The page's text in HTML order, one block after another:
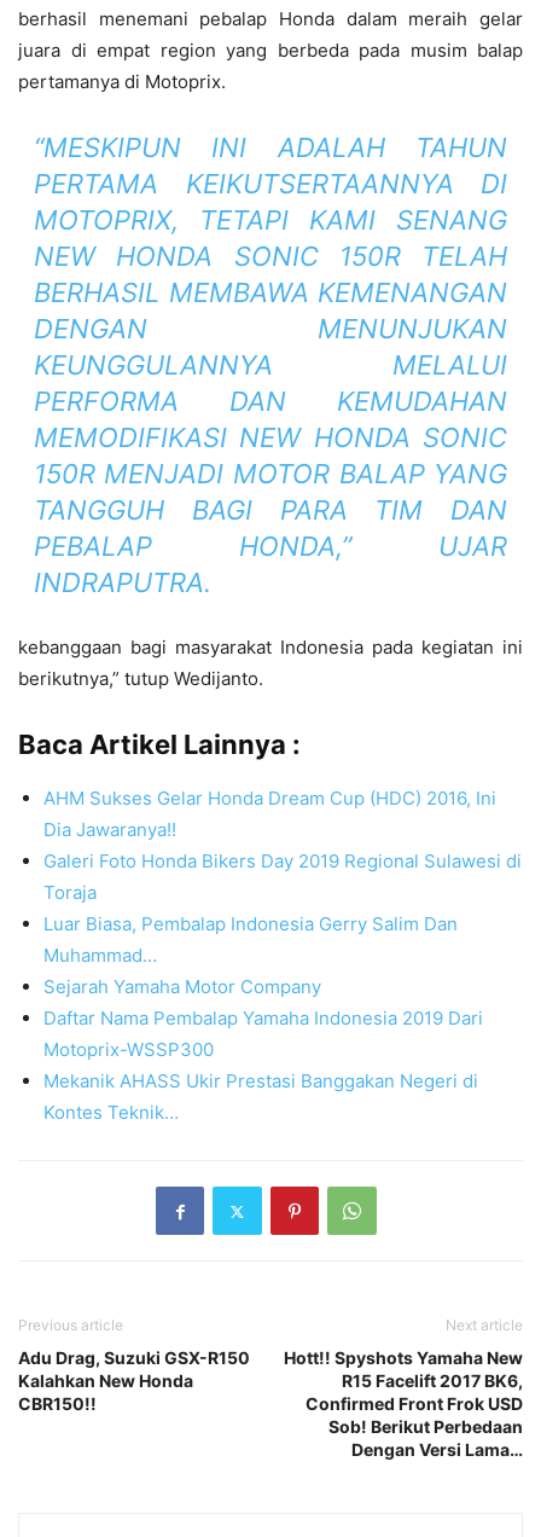
berhasil menemani pebalap Honda dalam meraih gelar
juara di empat region yang berbeda pada musim balap
pertamanya di Motoprix.
“MESKIPUN INI ADALAH TAHUN
PERTAMA KEIKUTSERTAANNYA DI
MOTOPRIX, TETAPI KAMI SENANG
NEW HONDA SONIC 150R TELAH
BERHASIL MEMBAWA KEMENANGAN
DENGAN MENUNJUKAN
KEUNGGULANNYA MELALUI
PERFORMA DAN KEMUDAHAN
MEMODIFIKASI NEW HONDA SONIC
150R MENJADI MOTOR BALAP YANG
TANGGUH BAGI PARA TIM DAN
PEBALAP HONDA,” UJAR
INDRAPUTRA.
kebanggaan bagi masyarakat Indonesia pada kegiatan ini
berikutnya,” tutup Wedijanto.
Baca Artikel Lainnya :
AHM Sukses Gelar Honda Dream Cup (HDC) 2016, Ini
Dia Jawaranya!!
Galeri Foto Honda Bikers Day 2019 Regional Sulawesi di
Toraja
Luar Biasa, Pembalap Indonesia Gerry Salim Dan
Muhammad…
Sejarah Yamaha Motor Company
Daftar Nama Pembalap Yamaha Indonesia 2019 Dari
Motoprix-WSSP300
Mekanik AHASS Ukir Prestasi Banggakan Negeri di
Kontes Teknik…
Previous article
Adu Drag, Suzuki GSX-R150
Kalahkan New Honda
CBR150!!
Next article
Hott!! Spyshots Yamaha New
R15 Facelift 2017 BK6,
Confirmed Front Frok USD
Sob! Berikut Perbedaan
Dengan Versi Lama…